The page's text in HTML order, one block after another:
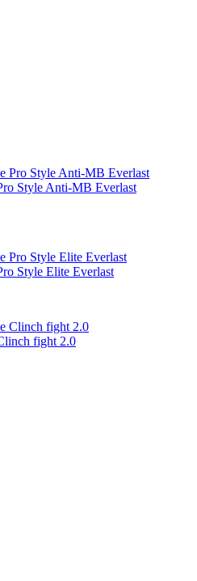
Style Anti-MB Everlast
Style Elite Everlast
fight 2.0